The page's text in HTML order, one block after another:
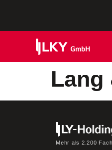
Lang
Mehr als 2.200